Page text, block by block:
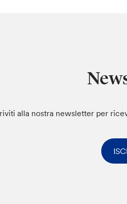
alla nostra newsletter per